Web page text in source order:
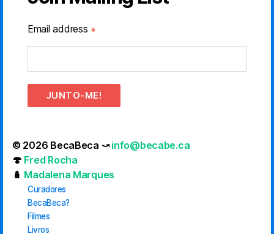
Email address *
JUNTO-ME!
© 2026 BecaBeca ⤻info@becabe.ca
🍄 Fred Rocha
🪆 Madalena Marques
Curadores
BecaBeca?
Filmes
Livros